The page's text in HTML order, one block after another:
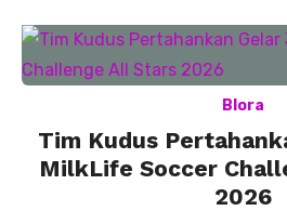
Blora
Tim Kudus
MilkLife Soccer
2026